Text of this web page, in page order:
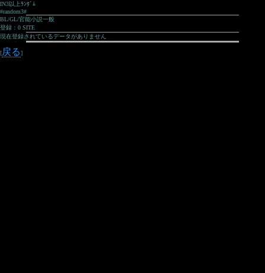
IN3以上ﾗﾝﾀﾞﾑ
#random3#
BL/GL/官能小説一般
登録：0 SITE
現在登録されているデータがありません
[戻る]